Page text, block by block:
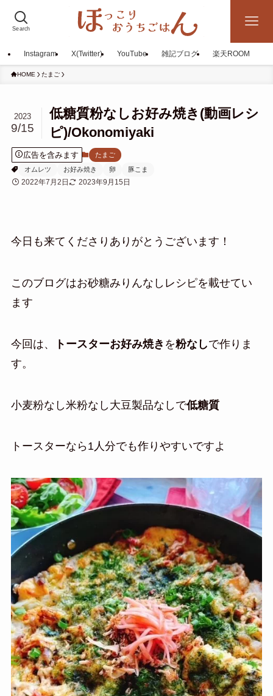
Search
Instagram X(Twitter) YouTube 雑記ブログ 楽天ROOM
HOME たまご
低糖質粉なしお好み焼き(動画レシ
ピ)/Okonomiyaki
2023
9/15
広告を含みます
たまご
オムレツ
お好み焼き 卵 豚こま
2022年7月2日 2023年9月15日
今日も来てくださりありがとうございます！
このブログはお砂糖みりんなしレシピを載せてい
ます
今回は、 トースターお好み焼き を粉なしで作りま
す。
小麦粉なし米粉なし大豆製品なしで低糖質
トースターなら1人分でも作りやすいですよ